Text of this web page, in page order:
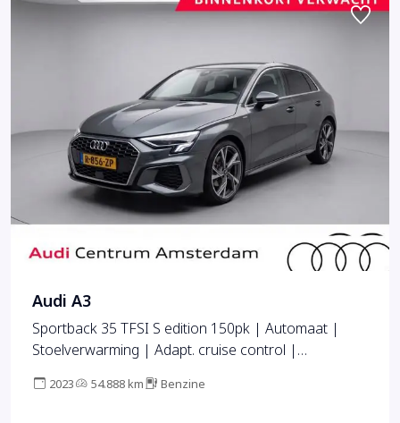
Audi A3
Sportback 35 TFSI S edition 150pk | Automaat |
Stoelverwarming | Adapt. cruise control |
2023 54.888 km Benzine